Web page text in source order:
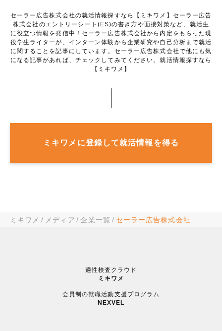
セーラー広告株式会社の就活情報探すなら【ミキワメ】セーラー広告
株式会社のエントリーシート(ES)の書き方や面接対策など、就活生
に役立つ情報を発信中！セーラー広告株式会社から内定をもらった現
役学生ライターが、インターン体験から企業研究や自己分析まで就活
に関することを記事にしています。セーラー広告株式会社で他にも気
になる記事があれば、チェックしてみてください。就活情報探すなら
【ミキワメ】
ミキワメに登録して就活情報を得る
ミキワメ メディア 企業一覧 セーラー広告株式会社
適性検査クラウド
ミキワメ
会員制の就職活動支援プログラム
NEXVEL